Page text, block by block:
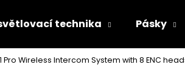
technika Pásky
Pro Wireless Intercom System with 8 ENC
Co